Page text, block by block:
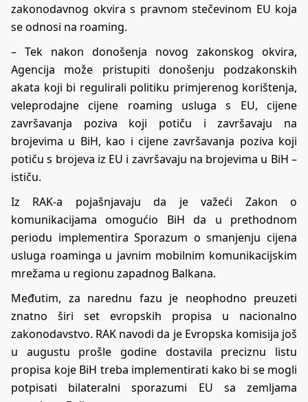
zakonodavnog okvira s pravnom stečevinom EU koja
se odnosi na roaming.
– Tek nakon donošenja novog zakonskog okvira,
Agencija može pristupiti donošenju podzakonskih
akata koji bi regulirali politiku primjerenog korištenja,
veleprodajne cijene roaming usluga s EU, cijene
završavanja poziva koji potiču i završavaju na
brojevima u BiH, kao i cijene završavanja poziva koji
potiču s brojeva iz EU i završavaju na brojevima u BiH –
ističu.
Iz RAK-a pojašnjavaju da je važeći Zakon o
komunikacijama omogućio BiH da u prethodnom
periodu implementira Sporazum o smanjenju cijena
usluga roaminga u javnim mobilnim komunikacijskim
mrežama u regionu zapadnog Balkana.
Međutim, za narednu fazu je neophodno preuzeti
znatno širi set evropskih propisa u nacionalno
zakonodavstvo. RAK navodi da je Evropska komisija još
u augustu prošle godine dostavila preciznu listu
propisa koje BiH treba implementirati kako bi se mogli
potpisati bilateralni sporazumi EU sa zemljama